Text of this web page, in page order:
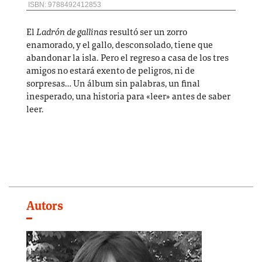
ISBN: 9788492412853
El Ladrón de gallinas resultó ser un zorro
enamorado, y el gallo, desconsolado, tiene que
abandonar la isla. Pero el regreso a casa de los tres
amigos no estará exento de peligros, ni de
sorpresas… Un álbum sin palabras, un final
inesperado, una historia para «leer» antes de saber
leer.
Autors